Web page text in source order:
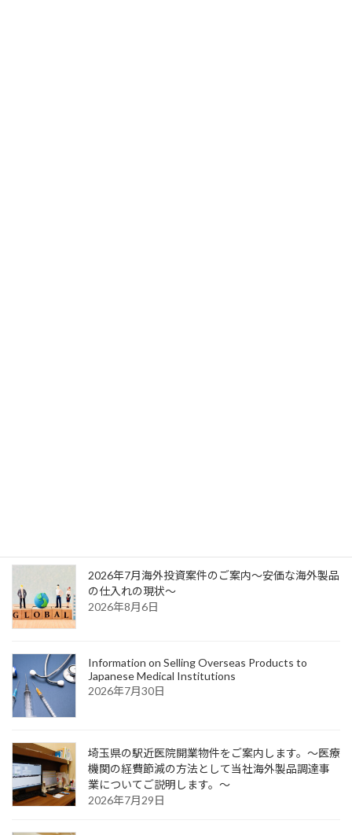
2026年7月海外投資案件のご案内～安価な海外製品
の仕入れの現状～
2026年8月6日
Information on Selling Overseas Products to
Japanese Medical Institutions
2026年7月30日
埼玉県の駅近医院開業物件をご案内します。～医療
機関の経費節減の方法として当社海外製品調達事
業についてご説明します。～
2026年7月29日